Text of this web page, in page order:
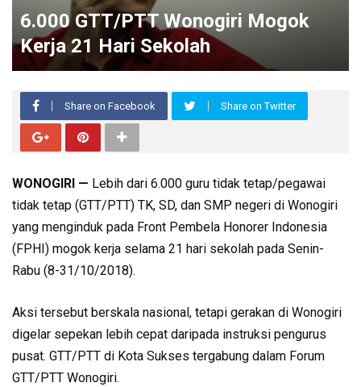
6.000 GTT/PTT Wonogiri Mogok
Kerja 21 Hari Sekolah
Share on Facebook Share on Twitter
WONOGIRI — Lebih dari 6.000 guru tidak tetap/pegawai
tidak tetap (GTT/PTT) TK, SD, dan SMP negeri di Wonogiri
yang menginduk pada Front Pembela Honorer Indonesia
(FPHI) mogok kerja selama 21 hari sekolah pada Senin-
Rabu (8-31/10/2018).
Aksi tersebut berskala nasional, tetapi gerakan di Wonogiri
digelar sepekan lebih cepat daripada instruksi pengurus
pusat. GTT/PTT di Kota Sukses tergabung dalam Forum
GTT/PTT Wonogiri.